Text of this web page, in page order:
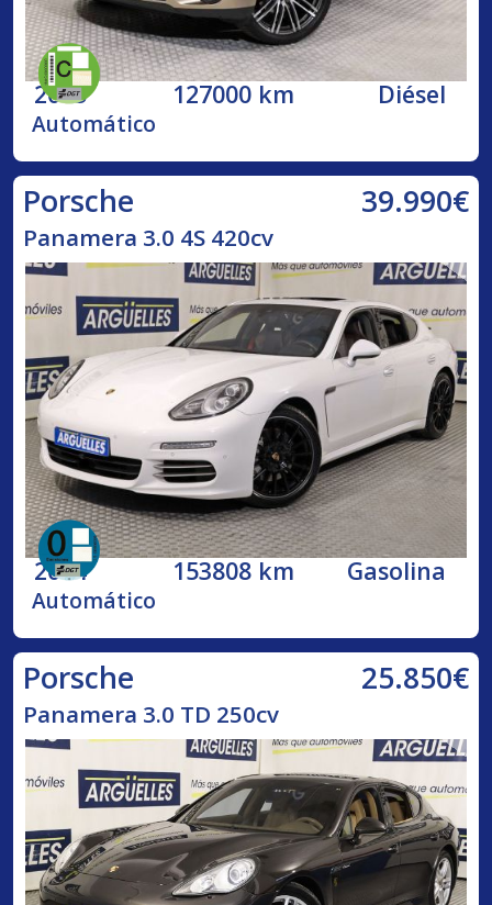
2015 127000 km Diésel
Automático
Porsche 39.990€
Panamera 3.0 4S 420cv
2014 153808 km Gasolina
Automático
Porsche 25.850€
Panamera 3.0 TD 250cv